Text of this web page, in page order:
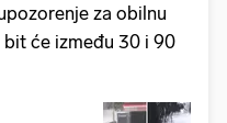
za obilnu
će između 30 i 90